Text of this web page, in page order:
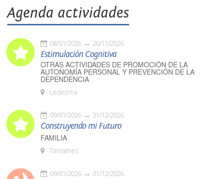
Agenda actividades
08/01/2026 26/11/2026
Estimulación Cognitiva
OTRAS ACTIVIDADES DE PROMOCIÓN DE LA
AUTONOMÍA PERSONAL Y PREVENCIÓN DE LA
DEPENDENCIA
Ledesma
09/01/2026 31/12/2026
Construyendo mi Futuro
FAMILIA
Tamames
09/01/2026 31/12/2026